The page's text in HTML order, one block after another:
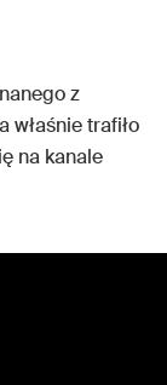
z
właśnie trafiło
na kanale